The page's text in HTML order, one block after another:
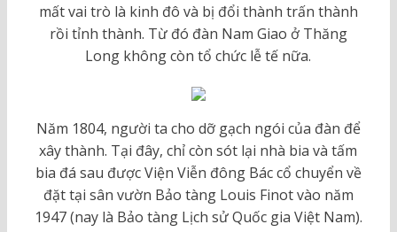
mất vai trò là kinh đô và bị đổi thành trấn thành
rồi tỉnh thành. Từ đó đàn Nam Giao ở Thăng
Long không còn tổ chức lễ tế nữa.
Năm 1804, người ta cho dỡ gạch ngói của đàn để
xây thành. Tại đây, chỉ còn sót lại nhà bia và tấm
bia đá sau được Viện Viễn đông Bác cổ chuyển về
đặt tại sân vườn Bảo tàng Louis Finot vào năm
1947 (nay là Bảo tàng Lịch sử Quốc gia Việt Nam).